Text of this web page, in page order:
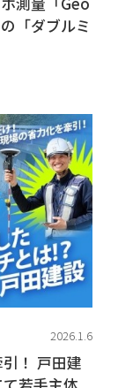
「ダブルミ
2026.1.6
！ 戸田建